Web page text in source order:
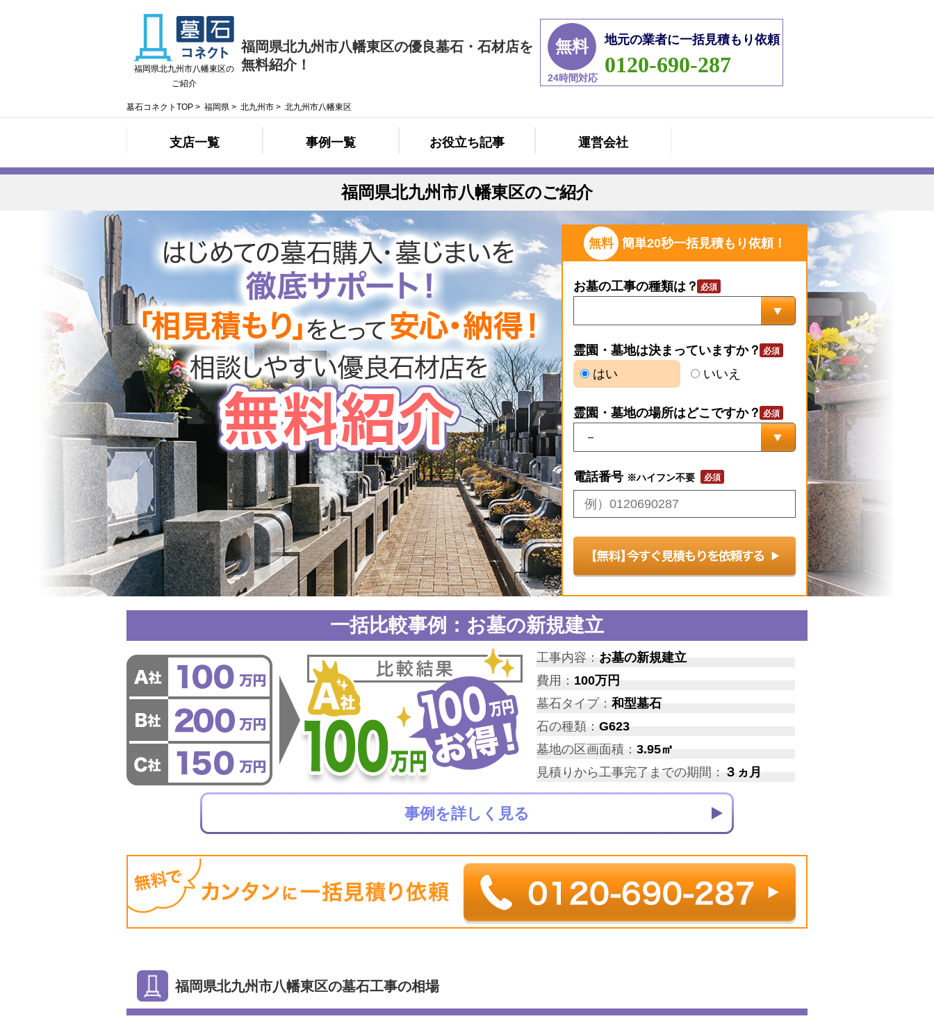
福岡県北九州市八幡東区の優良墓石・石材店を
無料紹介！
福岡県北九州市八幡東区の
ご紹介
墓石コネクトTOP > 福岡県 > 北九州市 > 北九州市八幡東区
無料
24時間対応
地元の業者に一括見積もり依頼
0120-690-287
支店一覧 事例一覧 お役立ち記事 運営会社
福岡県北九州市八幡東区のご紹介
無料 簡単20秒一括見積もり依頼！
お墓の工事の種類は？
霊園・墓地は決まっていますか？
はい
いいえ
霊園・墓地の場所はどこですか？
電話番号 ※ハイフン不要
一括比較事例：お墓の新規建立
工事内容： お墓の新規建立
費用： 100万円
墓石タイプ：和型墓石
石の種類： G623
墓地の区画面積： 3.95㎡
見積りから工事完了までの期間： ３ヵ月
事例を詳しく見る
福岡県北九州市八幡東区の墓石工事の相場